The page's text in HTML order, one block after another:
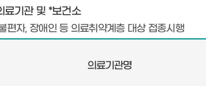
료기관 및 *보건소
편자, 장애인 등 의료취약계층 대상 접종시행
의료기관명